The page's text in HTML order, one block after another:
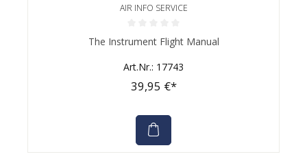
AIR INFO SERVICE
Durchschnittliche Bewertung von 0 von 5 Sternen
The Instrument Flight Manual
Art.Nr.: 17743
39,95 €*